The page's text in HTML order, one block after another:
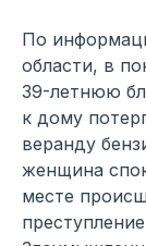
По
области, в
39-летнюю
к дому
веранду
женщина
месте